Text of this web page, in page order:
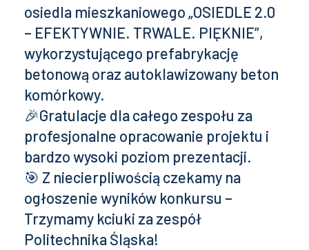
osiedla mieszkaniowego „OSIEDLE 2.0
– EFEKTYWNIE. TRWALE. PIĘKNIE”,
wykorzystującego prefabrykację
betonową oraz autoklawizowany beton
komórkowy.
🎉Gratulacje dla całego zespołu za
profesjonalne opracowanie projektu i
bardzo wysoki poziom prezentacji.
🎯 Z niecierpliwością czekamy na
ogłoszenie wyników konkursu –
Trzymamy kciuki za zespół
Politechnika Śląska!